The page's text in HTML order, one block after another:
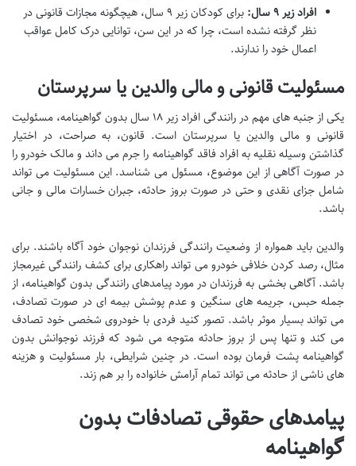
افراد زیر ۹ سال:
برای کودکان زیر ۹ سال، هیچگونه مجازات قانونی در
نظر گرفته نشده است، چرا که در این سن، توانایی درک کامل عواقب
اعمال خود را ندارند.
مسئولیت قانونی و مالی والدین یا سرپرستان
یکی از جنبه های مهم در رانندگی افراد زیر ۱۸ سال بدون گواهینامه، مسئولیت
قانونی و مالی والدین یا سرپرستان است. قانون، به صراحت، در اختیار
گذاشتن وسیله نقلیه به افراد فاقد گواهینامه را جرم می داند و مالک خودرو را
در صورت آگاهی از این موضوع، مسئول می شناسد. این مسئولیت می تواند
شامل جزای نقدی و حتی در صورت بروز حادثه، جبران خسارات مالی و جانی
باشد.
والدین باید همواره از وضعیت رانندگی فرزندان نوجوان خود آگاه باشند. برای
مثال، رصد کردن خلافی خودرو می تواند راهکاری برای کشف رانندگی غیرمجاز
باشد. آگاهی بخشی به فرزندان در مورد پیامدهای رانندگی بدون گواهینامه، از
جمله حبس، جریمه های سنگین و عدم پوشش بیمه ای در صورت تصادف،
می تواند بسیار موثر باشد. تصور کنید فردی با خودروی شخصی خود تصادف
می کند و تنها پس از بروز حادثه متوجه می شود که فرزند نوجوانش بدون
گواهینامه پشت فرمان بوده است. در چنین شرایطی، بار مسئولیت و هزینه
های ناشی از حادثه می تواند تمام آرامش خانواده را بر هم زند.
پیامدهای حقوقی تصادفات بدون
گواهینامه